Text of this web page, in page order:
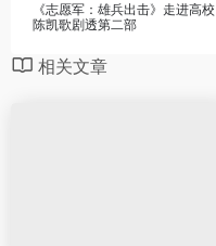
《志愿军：雄兵出击》走进高校
陈凯歌剧透第二部
相关文章